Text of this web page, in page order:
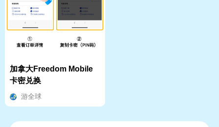
加拿大Freedom Mobile
卡密兑换
游全球